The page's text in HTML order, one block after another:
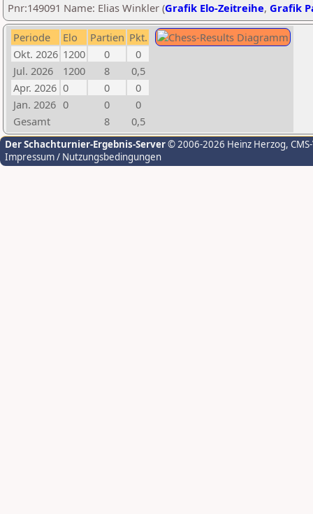
Pnr:149091 Name: Elias Winkler (Grafik Elo-Zeitreihe, Grafik
Periode Elo Partien Pkt.
Okt. 2026 1200 0
0
Jul. 2026
1200 8
0,5
Apr. 2026 0 0
0
Jan. 2026 0 0
0
Gesamt
8 0,5
Der Schachturnier-Ergebnis-Server© 2006-2026 Heinz Herzog,
Impressum / Nutzungsbedingungen